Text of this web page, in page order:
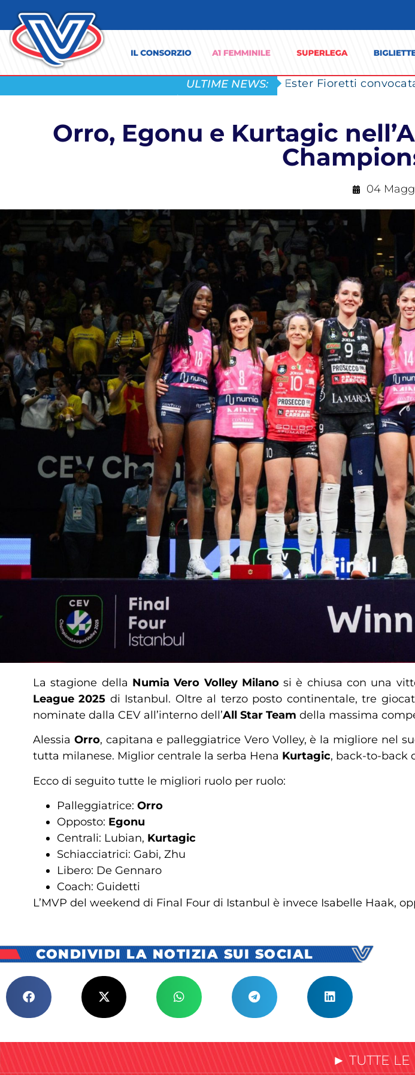
ULTIME NEWS: Ester Fioretti
Orro, Egonu e Kurtagic
04
La stagione della Numia Vero Volley Milanosi è chiusa con una
League 2025 di Istanbul. Oltre al terzo posto continentale, tre
nominate dalla CEV all’interno dell’All Star Team della massima
Alessia Orro, capitana e palleggiatrice Vero Volley, è la migliore nel
tutta milanese. Miglior centrale la serba Hena Kurtagic, back-to-back
Ecco di seguito tutte le migliori ruolo per ruolo:
Palleggiatrice: Orro
Opposto: Egonu
Centrali: Lubian, Kurtagic
Schiacciatrici: Gabi, Zhu
Libero: De Gennaro
Coach: Guidetti
L’MVP del weekend di Final Four di Istanbul è invece Isabelle Haak,
CONDIVIDI LA NOTIZIA SUI SOCIAL
► TUTTE